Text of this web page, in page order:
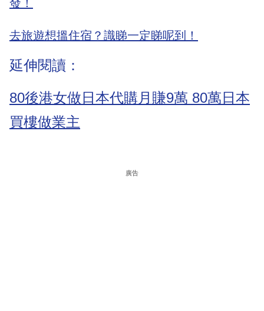
發！
去旅遊想搵住宿？識睇一定睇呢到！
延伸閱讀：
80後港女做日本代購月賺9萬 80萬日本
買樓做業主
廣告